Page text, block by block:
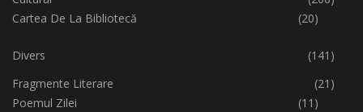
Cartea De La Bibliotecă
(20)
Divers
(141)
Fragmente Literare
(21)
Poemul Zilei
(11)